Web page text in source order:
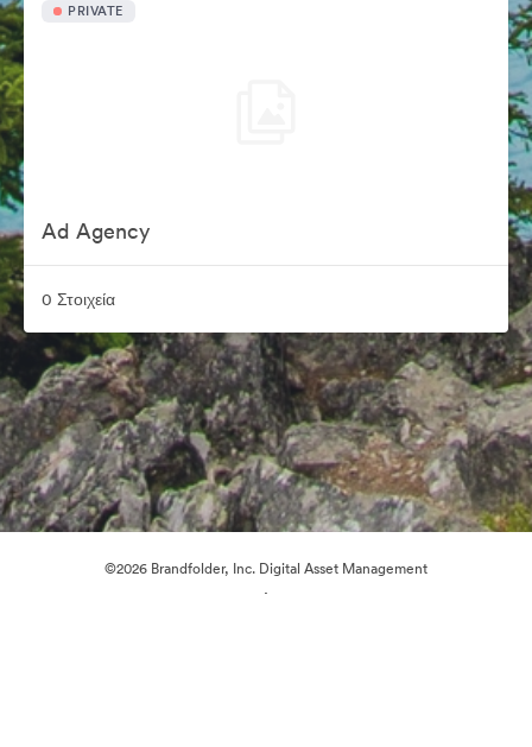
PRIVATE
Ad Agency
0 Στοιχεία
©2026 Brandfolder, Inc. Digital Asset Management
·